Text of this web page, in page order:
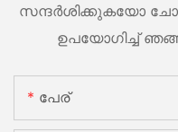
സന്ദർശിക്കുകയോ
ഉപയോഗിച്ച്
പേര്